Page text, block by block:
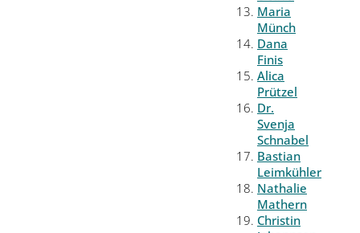
Maria
Münch
Dana
Finis
Alica
Prützel
Dr.
Svenja
Schnabel
Bastian
Leimkühler
Nathalie
Mathern
Christin